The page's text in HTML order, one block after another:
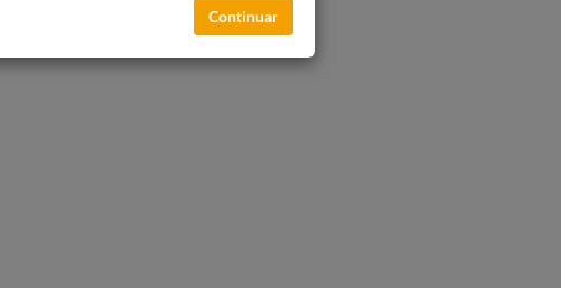
Continuar